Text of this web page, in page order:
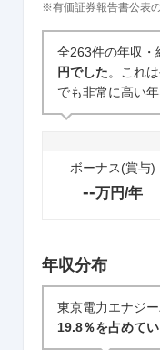
企業の選考に
中途
※有価証券報告書公表の
全263件の年収・
円でした。これ
でも非常に高い
ボーナス(賞与)
--万円/年
年収分布
東京電力エナジ
19.8％を占めて